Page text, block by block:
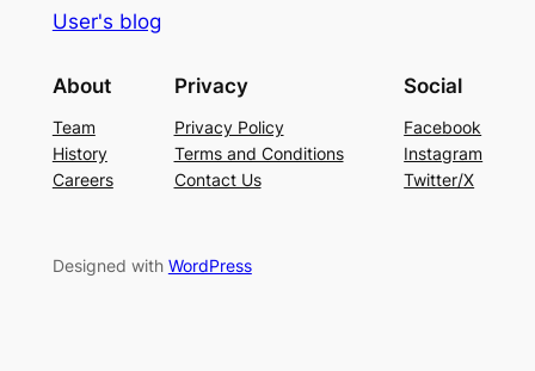
User's blog
About
Team
History
Careers
Privacy
Privacy Policy
Terms and Conditions
Contact Us
Social
Facebook
Instagram
Twitter/X
Designed with WordPress